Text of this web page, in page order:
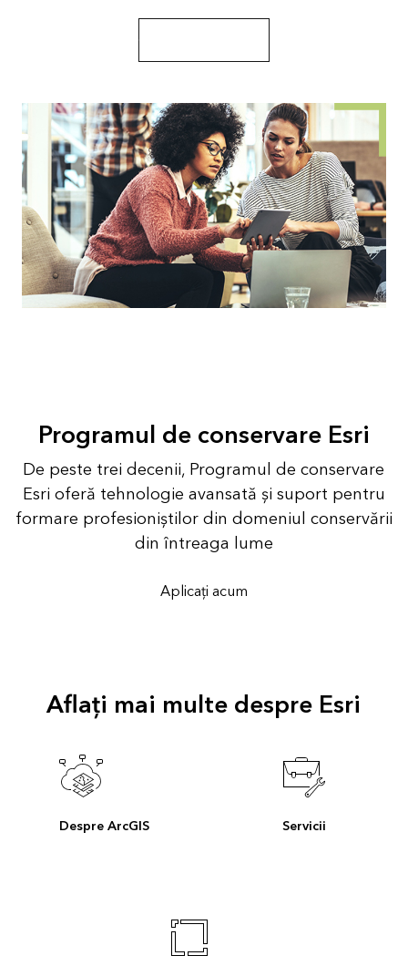
Programul de conservare Esri
De peste trei decenii, Programul de conservare
Esri oferă tehnologie avansată și suport pentru
formare profesioniștilor din domeniul conservării
din întreaga lume
Aplicați acum
Aflați mai multe despre Esri
Despre ArcGIS Servicii